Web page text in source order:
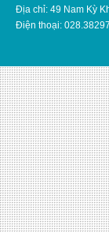
Địa chỉ: 49 Nam Kỳ
Điện thoại: